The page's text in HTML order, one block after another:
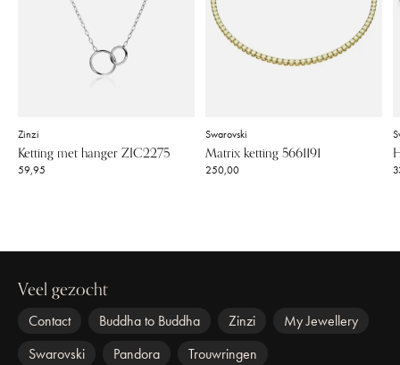
Zinzi
Ketting met hanger ZIC2275
59,95
Swarovski
Matrix ketting 5661191
250,00
Veel gezocht
Contact Buddha to Buddha Zinzi
My Jewellery
Swarovski
Pandora
Trouwringen